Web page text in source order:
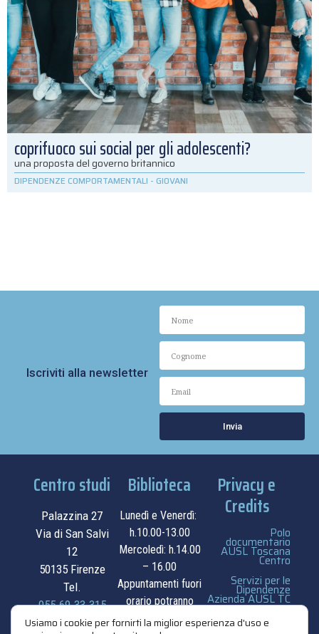
coprifuoco sui social per gli adolescenti?
una proposta del governo britannico
DIPENDENZE COMPORTAMENTALI - GIOVANI
Iscriviti alla newsletter
Invia
Centro studi
Palazzina 27
Via di San Salvi
12
50135 Firenze
Tel.
055.69.33.315
Biblioteca
Lunedì e Venerdì:
h.10.00-13.00
Mercoledì: h.14.00
– 16.00
Appuntamenti fuori
orario potranno
essere
Privacy e
Credits
Polo
documentario
AUSL Toscana
Centro
Servizi per le
Dipendenze
Azienda AUSL TC
privacy e cookie
Usiamo i cookie per fornirti la miglior esperienza d'uso e